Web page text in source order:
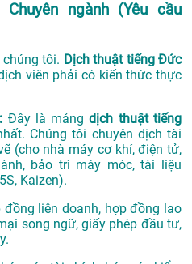
ngành (Yêu cầu
tôi. Dịch thuật tiếng Đức
viên phải có kiến thức thực
Đây là mảngdịch thuật tiếng
Chúng tôi chuyên dịch tài
(cho nhà máy cơ khí, điện tử,
bảo trì máy móc, tài liệu
Kaizen).
liên doanh, hợp đồng lao
song ngữ, giấy phép đầu tư,